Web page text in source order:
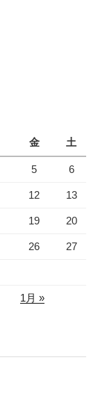
金 土
5 6
12 13
19 20
26 27
1月 »